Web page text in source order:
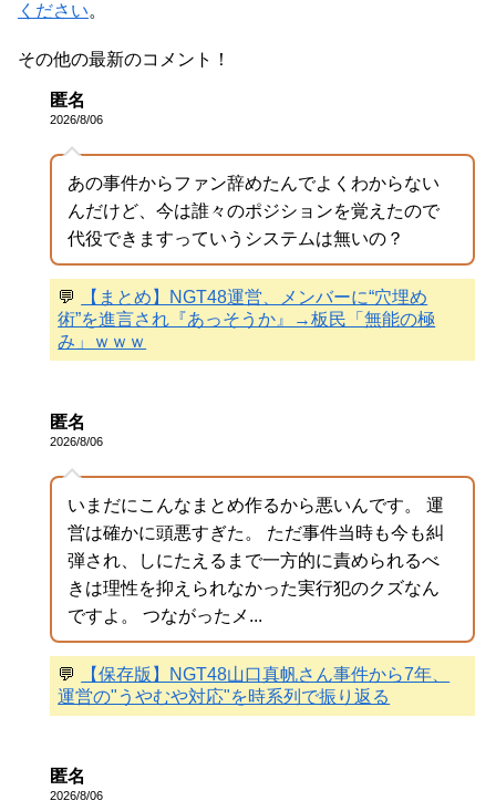
ください。
その他の最新のコメント！
匿名
2026/8/06
あの事件からファン辞めたんでよくわからない
んだけど、今は誰々のポジションを覚えたので
代役できますっていうシステムは無いの？
💬
【まとめ】NGT48運営、メンバーに“穴埋め
術”を進言され『あっそうか』→板民「無能の極
み」ｗｗｗ
匿名
2026/8/06
いまだにこんなまとめ作るから悪いんです。 運
営は確かに頭悪すぎた。 ただ事件当時も今も糾
弾され、しにたえるまで一方的に責められるべ
きは理性を抑えられなかった実行犯のクズなん
ですよ。 つながったメ...
💬
【保存版】NGT48山口真帆さん事件から7年、
運営の"うやむや対応"を時系列で振り返る
匿名
2026/8/06